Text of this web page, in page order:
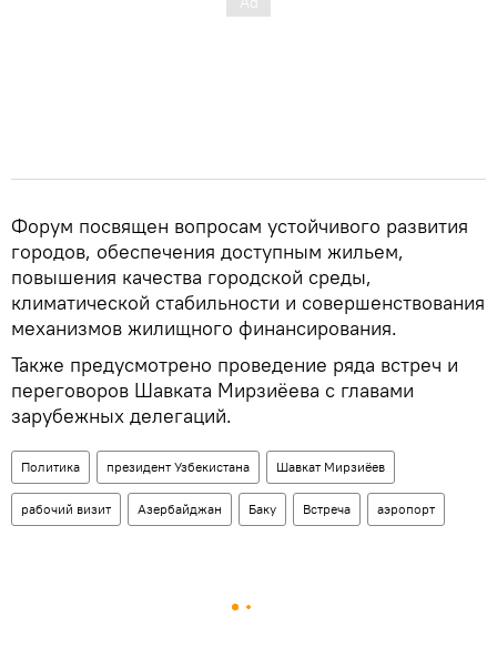
Форум посвящен вопросам устойчивого развития
городов, обеспечения доступным жильем,
повышения качества городской среды,
климатической стабильности и совершенствования
механизмов жилищного финансирования.
Также предусмотрено проведение ряда встреч и
переговоров Шавката Мирзиёева с главами
зарубежных делегаций.
Политика президент Узбекистана Шавкат Мирзиёев
рабочий визит Азербайджан Баку Встреча аэропорт